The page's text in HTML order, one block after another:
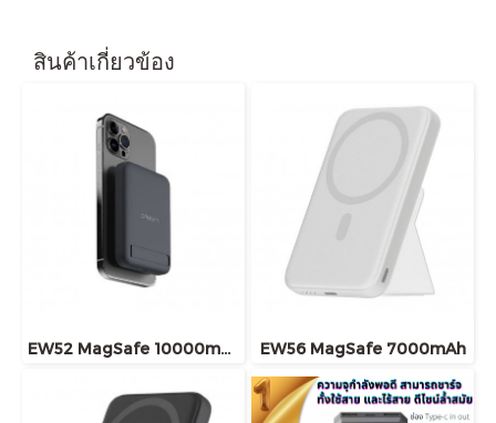
สินค้าเกี่ยวข้อง
EW52 MagSafe 10000mAh สีดำ EW56 MagSafe 7000mAh